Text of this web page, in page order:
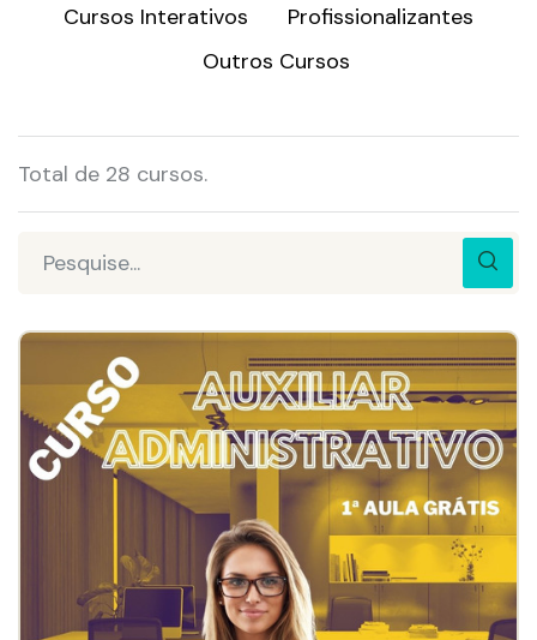
Cursos Interativos
Profissionalizantes
Outros Cursos
Total de 28 cursos.